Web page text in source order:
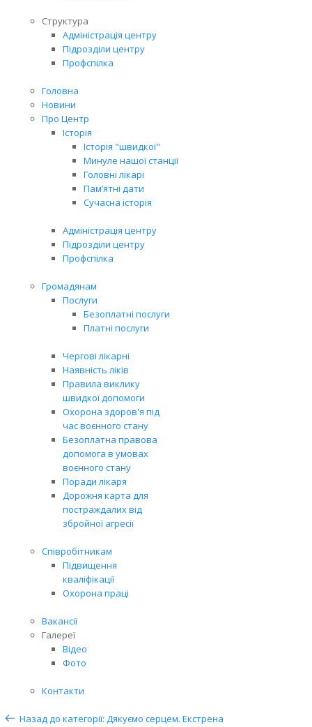
Структура
Адміністрація центру
Підрозділи центру
Профспілка
Головна
Новини
Про Центр
Історія
Історія "швидкої"
Минуле нашої станції
Головні лікарі
Пам’ятні дати
Сучасна історія
Адміністрація центру
Підрозділи центру
Профспілка
Громадянам
Послуги
Безоплатні послуги
Платні послуги
Чергові лікарні
Наявність ліків
Правила виклику
швидкої допомоги
Охорона здоров'я під
час воєнного стану
Безоплатна правова
допомога в умовах
воєнного стану
Поради лікаря
Дорожня карта для
постраждалих від
збройної агресії
Співробітникам
Підвищення
кваліфікації
Охорона праці
Вакансії
Галереї
Відео
Фото
Контакти
Назад до категорії: Дякуємо серцем. Екстрена